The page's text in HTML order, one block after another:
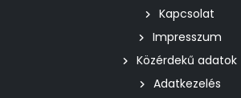
Kapcsolat
Impresszum
Közérdekű adatok
Adatkezelés